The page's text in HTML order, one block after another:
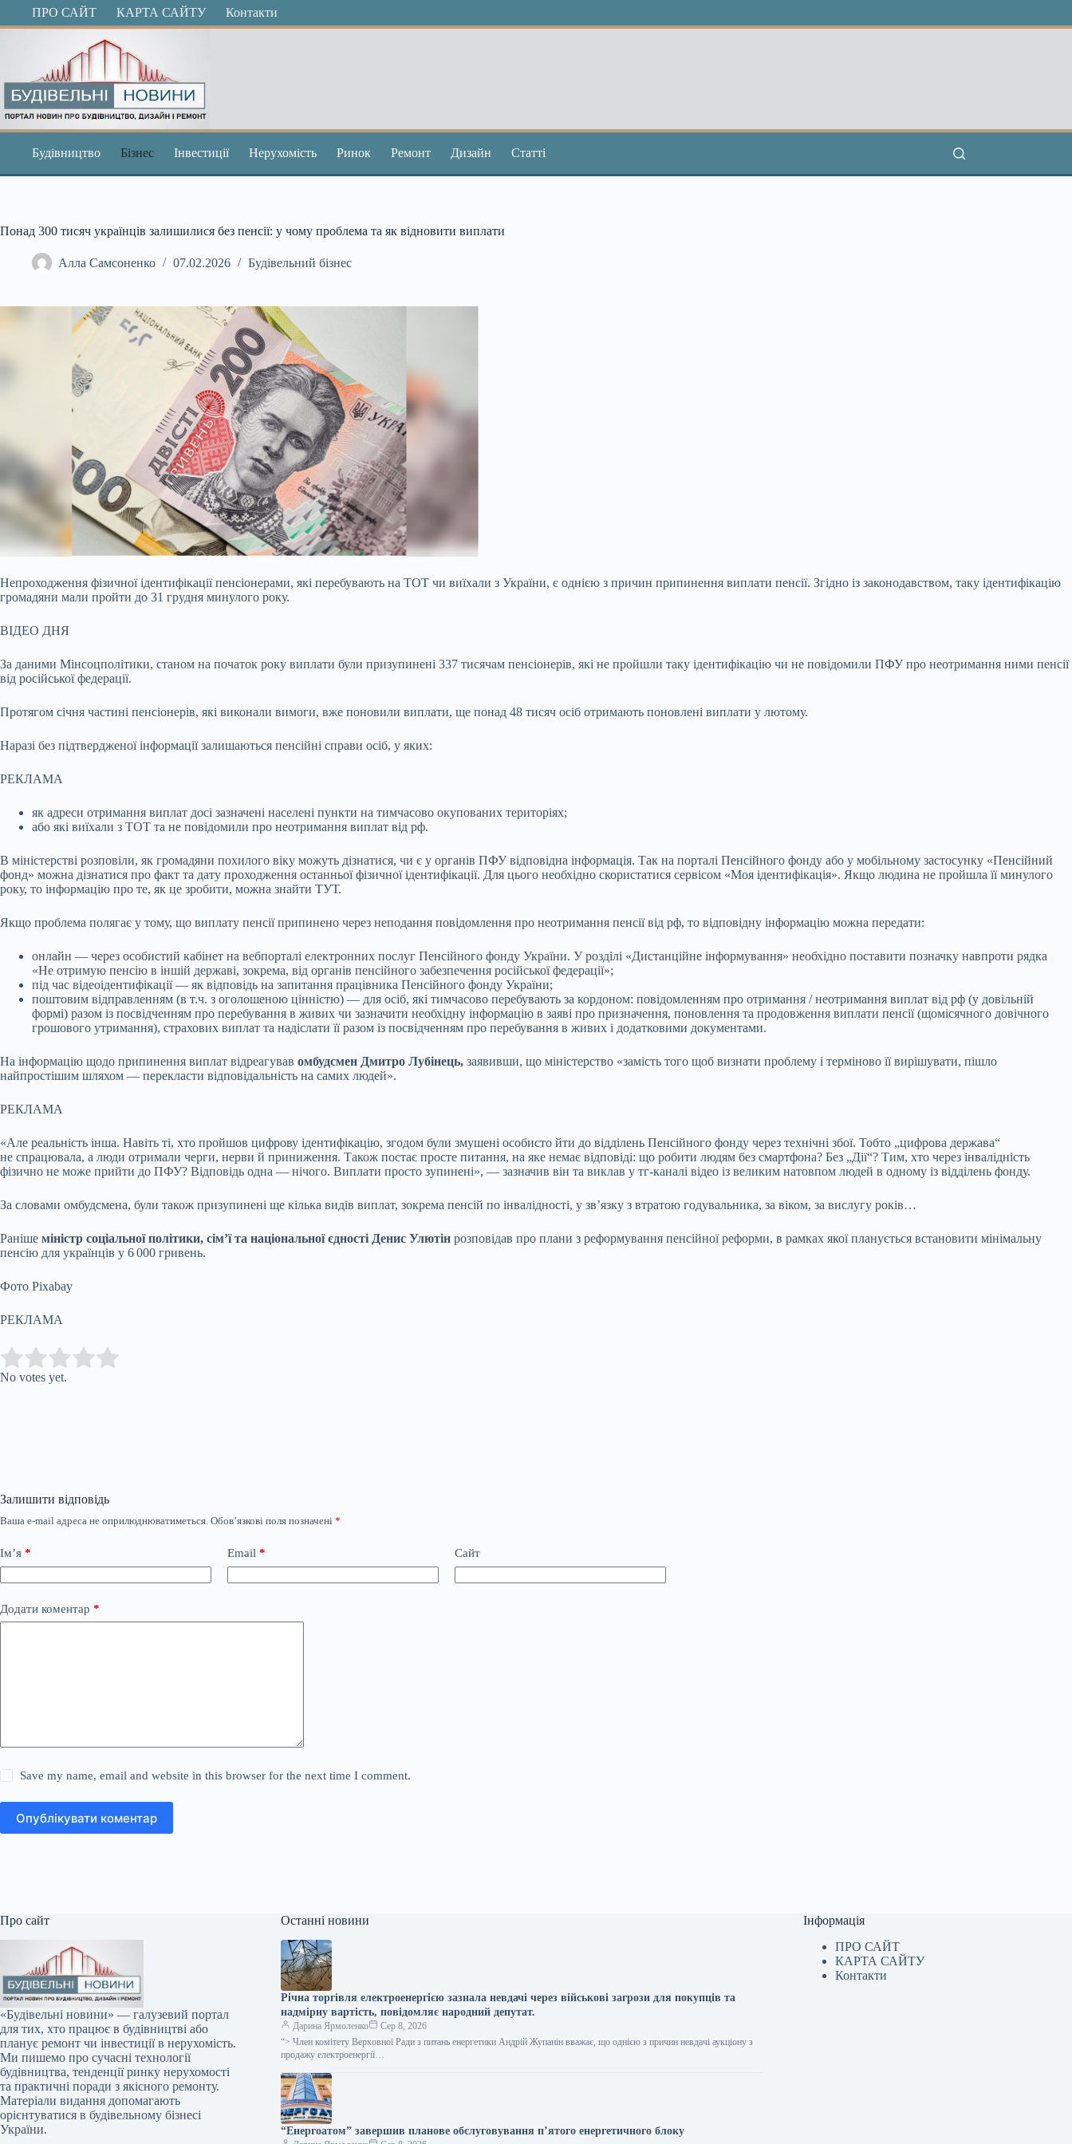
ПерейтиПРО САЙТ КАРТА САЙТУ Контакти
Будівництво Бізнес Інвестиції Нерухомість Ринок Ремонт Дизайн Статті
Понад 300 тисяч українців залишилися без пенсії: у чому проблема та як відновити виплати
Алла Самсоненко 07.02.2026 Будівельний бізнес
Непроходження фізичної ідентифікації пенсіонерами, які перебувають на ТОТ чи виїхали з України, є однією з причин припинення виплати пенсії. Згідно із законодавством, таку ідентифікацію
громадяни мали пройти до 31 грудня минулого року.
ВІДЕО ДНЯ
За даними Мінсоцполітики, станом на початок року виплати були призупинені 337 тисячам пенсіонерів, які не пройшли таку ідентифікацію чи не повідомили ПФУ про неотримання ними пенсії
від російської федерації.
Протягом січня частині пенсіонерів, які виконали вимоги, вже поновили виплати, ще понад 48 тисяч осіб отримають поновлені виплати у лютому.
Наразі без підтвердженої інформації залишаються пенсійні справи осіб, у яких:
РЕКЛАМА
як адреси отримання виплат досі зазначені населені пункти на тимчасово окупованих територіях;
або які виїхали з ТОТ та не повідомили про неотримання виплат від рф.
В міністерстві розповіли, як громадяни похилого віку можуть дізнатися, чи є у органів ПФУ відповідна інформація. Так на порталі Пенсійного фонду або у мобільному застосунку «Пенсійний
фонд» можна дізнатися про факт та дату проходження останньої фізичної ідентифікації. Для цього необхідно скористатися сервісом «Моя ідентифікація». Якщо людина не пройшла її минулого
року, то інформацію про те, як це зробити, можна знайти ТУТ.
Якщо проблема полягає у тому, що виплату пенсії припинено через неподання повідомлення про неотримання пенсії від рф, то відповідну інформацію можна передати:
онлайн — через особистий кабінет на вебпорталі електронних послуг Пенсійного фонду України. У розділі «Дистанційне інформування» необхідно поставити позначку навпроти рядка
«Не отримую пенсію в іншій державі, зокрема, від органів пенсійного забезпечення російської федерації»;
під час відеоідентифікації — як відповідь на запитання працівника Пенсійного фонду України;
поштовим відправленням (в т.ч. з оголошеною цінністю) — для осіб, які тимчасово перебувають за кордоном: повідомленням про отримання / неотримання виплат від рф (у довільній
формі) разом із посвідченням про перебування в живих чи зазначити необхідну інформацію в заяві про призначення, поновлення та продовження виплати пенсії (щомісячного довічного
грошового утримання), страхових виплат та надіслати її разом із посвідченням про перебування в живих і додатковими документами.
На інформацію щодо припинення виплат відреагував омбудсмен Дмитро Лубінець, заявивши, що міністерство «замість того щоб визнати проблему і терміново її вирішувати, пішло
найпростішим шляхом — перекласти відповідальність на самих людей».
РЕКЛАМА
«Але реальність інша. Навіть ті, хто пройшов цифрову ідентифікацію, згодом були змушені особисто йти до відділень Пенсійного фонду через технічні збої. Тобто „цифрова держава“
не спрацювала, а люди отримали черги, нерви й приниження. Також постає просте питання, на яке немає відповіді: що робити людям без смартфона? Без „Дії“? Тим, хто через інвалідність
фізично не може прийти до ПФУ? Відповідь одна — нічого. Виплати просто зупинені», — зазначив він та виклав у тг-каналі відео із великим натовпом людей в одному із відділень фонду.
За словами омбудсмена, були також призупинені ще кілька видів виплат, зокрема пенсій по інвалідності, у зв’язку з втратою годувальника, за віком, за вислугу років…
Раніше міністр соціальної політики, сім’ї та національної єдності Денис Улютін розповідав про плани з реформування пенсійної реформи, в рамках якої планується встановити мінімальну
пенсію для українців у 6 000 гривень.
Фото Pixabay
РЕКЛАМА
Rate this item:
No votes yet.
Залишити відповідь
Ваша e-mail адреса не оприлюднюватиметься. Обов’язкові поля позначені *
Ім’я * Email * Сайт
Додати коментар *
Save my name, email and website in this browser for the next time I comment.
Опублікувати коментар
Про сайт
«Будівельні новини» — галузевий портал
для тих, хто працює в будівництві або
планує ремонт чи інвестиції в нерухомість.
Ми пишемо про сучасні технології
будівництва, тенденції ринку нерухомості
та практичні поради з якісного ремонту.
Матеріали видання допомагають
орієнтуватися в будівельному бізнесі
України.
Останні новини
Річна торгівля електроенергією зазнала невдачі через військові загрози для покупців та
надмірну вартість, повідомляє народний депутат.
Дарина Ярмоленко
Сер 8, 2026
“> Член комітету Верховної Ради з питань енергетики Андрій Жупанін вважає, що однією з причин невдачі аукціону з
продажу електроенергії…
“Енергоатом” завершив планове обслуговування п’ятого енергетичного блоку
Інформація
ПРО САЙТ
КАРТА САЙТУ
Контакти